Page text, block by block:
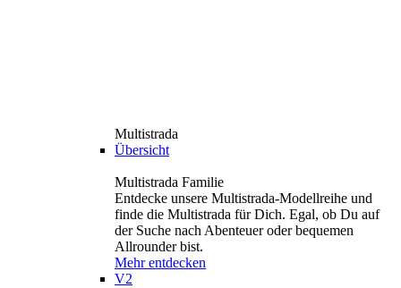
Multistrada
Übersicht
Multistrada Familie
Entdecke unsere Multistrada-Modellreihe und
finde die Multistrada für Dich. Egal, ob Du auf
der Suche nach Abenteuer oder bequemen
Allrounder bist.
Mehr entdecken
V2